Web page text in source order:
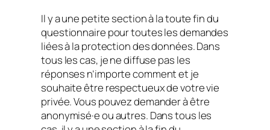
Il y a une petite section à la toute fin du
questionnaire pour toutes les demandes
liées à la protection des données. Dans
tous les cas, je ne diffuse pas les
réponses n’importe comment et je
souhaite être respectueux de votre vie
privée. Vous pouvez demander à être
anonymisé·e ou autres. Dans tous les